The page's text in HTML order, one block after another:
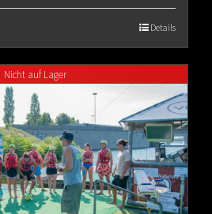
Details
Nicht auf Lager